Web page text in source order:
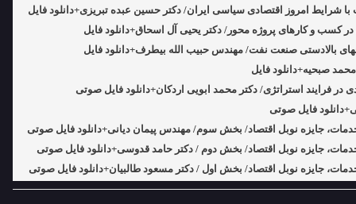
شرایط امروز اقتصادی سیاسی ایران/ دکتر حسین عبده تبریزی+دانلود فایل
کسب و کارهای پروژه محور/ دکتر یحیی آل اسحاق+دانلود فایل
بالادستی صنعت نفت/ مهندس حبیب الله بیطرف+دانلود فایل
صبحیه+دانلود فایل
فرایند استراتژی/ دکتر محمد ابویی اردکان+دانلود فایل صوتی
فایل صوتی
جایزه نوبل اقتصاد/ بخش سوم/ مهندس پیمان دیانی+دانلود فایل صوتی
جایزه نوبل اقتصاد/ بخش دوم / دکتر حامد قدوسی+دانلود فایل صوتی
جایزه نوبل اقتصاد/ بخش اول / دکتر مسعود طالبیان+دانلود فایل صوتی
کارخانه روی ماه و مریخ